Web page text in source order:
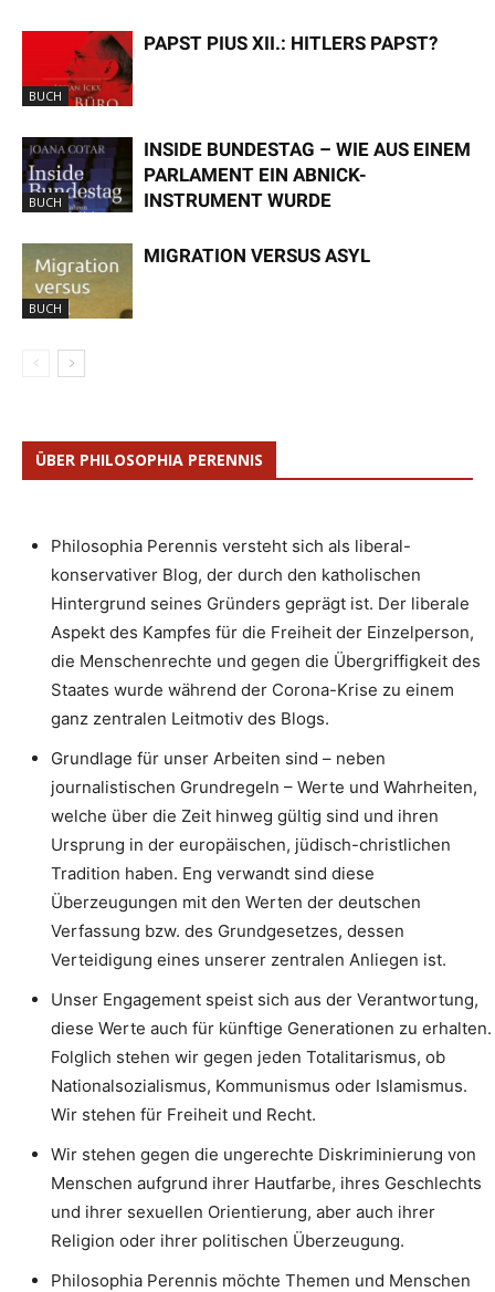
BUCH
PAPST PIUS XII.: HITLERS PAPST?
BUCH
INSIDE BUNDESTAG – WIE AUS EINEM
PARLAMENT EIN ABNICK-
INSTRUMENT WURDE
BUCH
MIGRATION VERSUS ASYL
ÜBER PHILOSOPHIA PERENNIS
Philosophia Perennis versteht sich als liberal-
konservativer Blog, der durch den katholischen
Hintergrund seines Gründers geprägt ist. Der liberale
Aspekt des Kampfes für die Freiheit der Einzelperson,
die Menschenrechte und gegen die Übergriffigkeit des
Staates wurde während der Corona-Krise zu einem
ganz zentralen Leitmotiv des Blogs.
Grundlage für unser Arbeiten sind – neben
journalistischen Grundregeln – Werte und Wahrheiten,
welche über die Zeit hinweg gültig sind und ihren
Ursprung in der europäischen, jüdisch-christlichen
Tradition haben. Eng verwandt sind diese
Überzeugungen mit den Werten der deutschen
Verfassung bzw. des Grundgesetzes, dessen
Verteidigung eines unserer zentralen Anliegen ist.
Unser Engagement speist sich aus der Verantwortung,
diese Werte auch für künftige Generationen zu erhalten.
Folglich stehen wir gegen jeden Totalitarismus, ob
Nationalsozialismus, Kommunismus oder Islamismus.
Wir stehen für Freiheit und Recht.
Wir stehen gegen die ungerechte Diskriminierung von
Menschen aufgrund ihrer Hautfarbe, ihres Geschlechts
und ihrer sexuellen Orientierung, aber auch ihrer
Religion oder ihrer politischen Überzeugung.
Philosophia Perennis möchte Themen und Menschen